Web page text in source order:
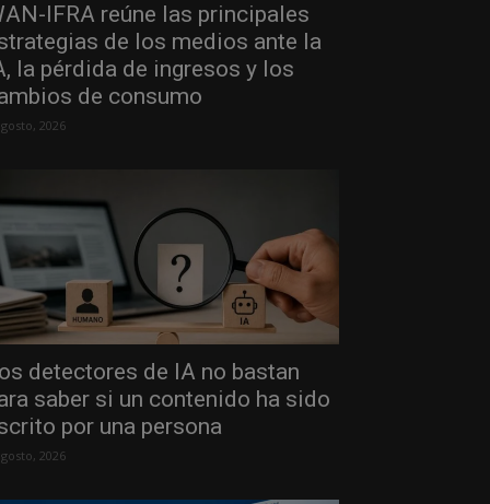
IFRA reúne las principales
de los medios ante la
la pérdida de ingresos y los
de consumo
2026
detectores de IA no bastan
saber si un contenido ha sido
por una persona
2026